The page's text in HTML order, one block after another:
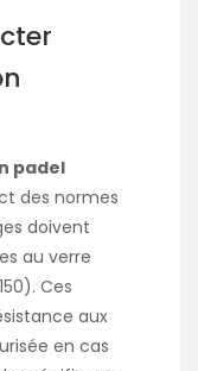
padel
des normes
doivent
au verre
Ces
aux
en cas